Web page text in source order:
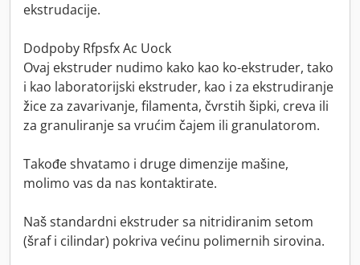
ekstrudacije.
Dodpoby Rfpsfx Ac Uock
Ovaj ekstruder nudimo kako kao ko-ekstruder, tako
i kao laboratorijski ekstruder, kao i za ekstrudiranje
žice za zavarivanje, filamenta, čvrstih šipki, creva ili
za granuliranje sa vrućim čajem ili granulatorom.
Takođe shvatamo i druge dimenzije mašine,
molimo vas da nas kontaktirate.
Naš standardni ekstruder sa nitridiranim setom
(šraf i cilindar) pokriva većinu polimernih sirovina.